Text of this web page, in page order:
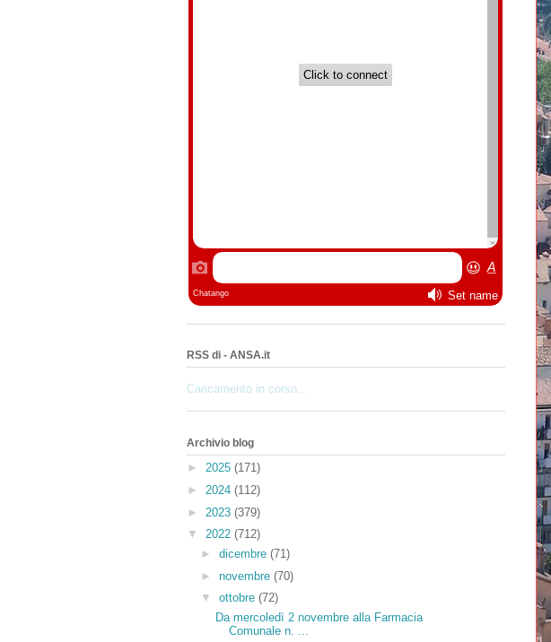
RSS di - ANSA.it
Caricamento in corso...
Archivio blog
► 2025 (171)
► 2024 (112)
► 2023 (379)
▼ 2022 (712)
►dicembre(71)
►novembre(70)
▼ottobre(72)
Da mercoledì 2 novembre alla Farmacia
Comunale n. ...